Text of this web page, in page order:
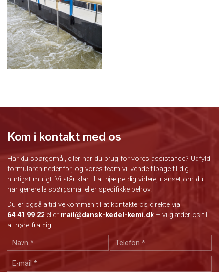
Kom i kontakt med os
Har du spørgsmål, eller har du brug for vores assistance? Udfyld
formularen nedenfor, og vores team vil vende tilbage til dig
hurtigst muligt. Vi står klar til at hjælpe dig videre, uanset om du
har generelle spørgsmål eller specifikke behov.
Du er også altid velkommen til at kontakte os direkte via
64 41 99 22 eller mail@dansk-kedel-kemi.dk – vi glæder os til
at høre fra dig!